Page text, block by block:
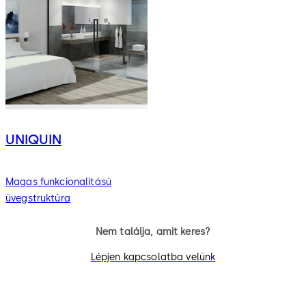
UNIQUIN
Magas funkcionalitású
üvegstruktúra
Nem találja, amit keres?
Lépjen kapcsolatba velünk